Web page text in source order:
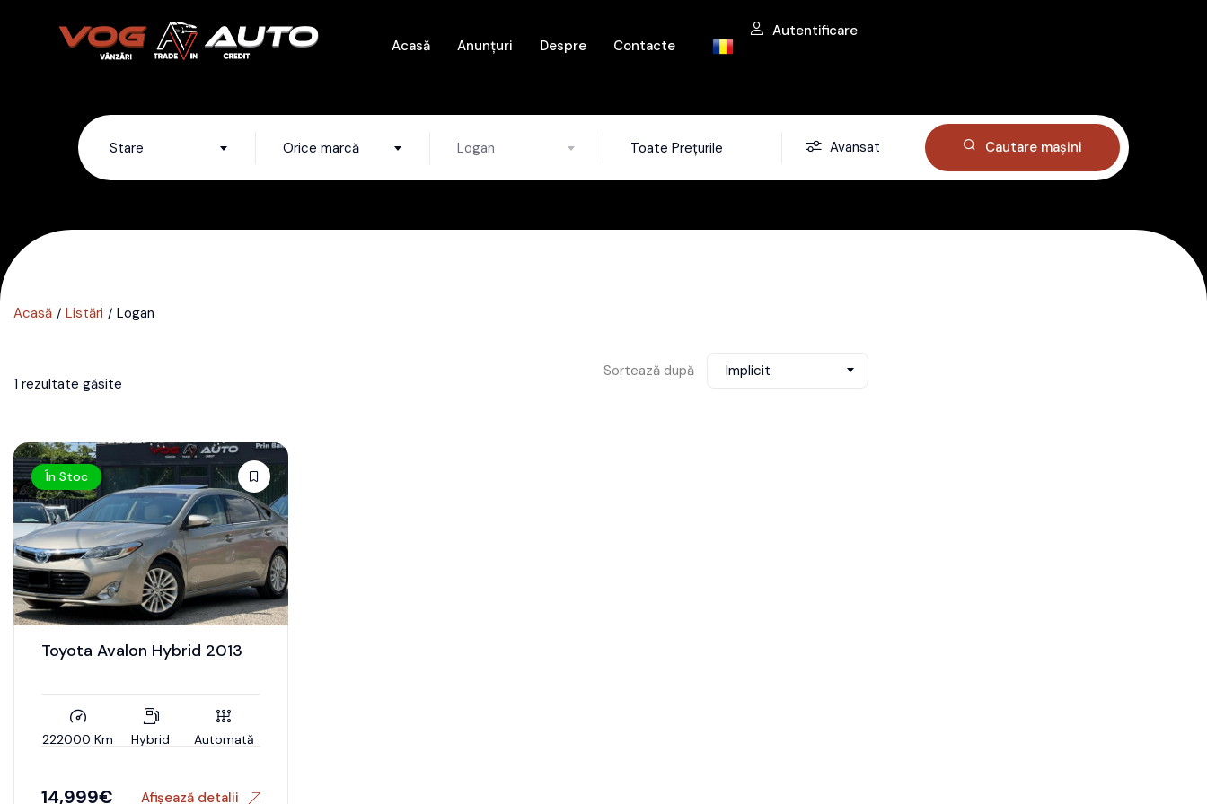
Acasă Anunțuri Despre Contacte
Autentificare
Stare Orice marcă Logan Toate Prețurile Avansat Cautare mașini
Acasă Listări Logan
1 rezultate găsite
Sortează după Implicit
În Stoc
Toyota Avalon Hybrid 2013
222000 Km Hybrid Automată
14,999€ Afișează detalii